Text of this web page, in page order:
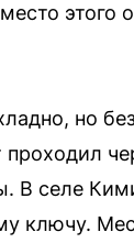
этого
но
В селе
ключу.